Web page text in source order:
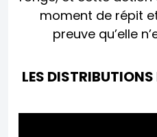
moment de répit
preuve qu’elle
LES DISTRIBUTIONS